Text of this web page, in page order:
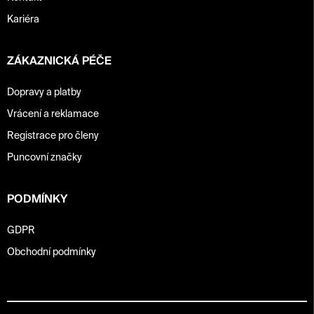
Kariéra
ZÁKAZNICKÁ PÉČE
Dopravy a platby
Vrácení a reklamace
Registrace pro členy
Puncovní značky
PODMÍNKY
GDPR
Obchodní podmínky